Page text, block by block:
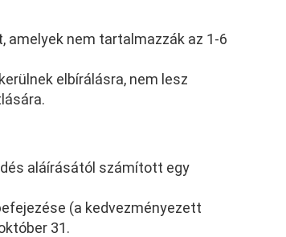
amelyek nem tartalmazzák az 1-6
elbírálásra, nem lesz
aláírásától számított egy
(a kedvezményezett
31.